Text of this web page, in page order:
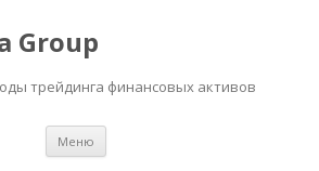
Group
трейдинга финансовых активов
Меню